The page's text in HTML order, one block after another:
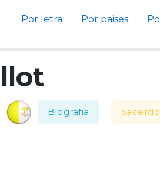
Por letra Por paises
Biografia